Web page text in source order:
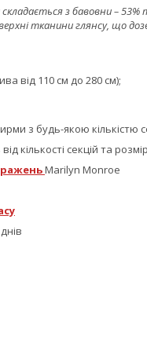
з бавовни – 53%
тканини глянсу, що
від 110 см до 280 см);
з будь-якою кількістю
кількості секцій та
Marilyn Monroe